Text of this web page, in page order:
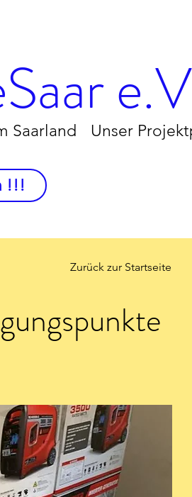
Saarland Unser
!!!
Zurück zur Startseite